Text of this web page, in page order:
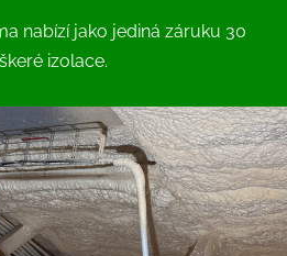
nabízí jako jediná záruku 30
izolace.